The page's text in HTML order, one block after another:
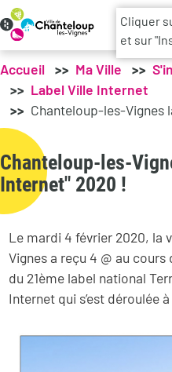
Accueil Ma Ville
Label Ville Internet
Chanteloup-les-Vignes
Chanteloup-les-
Internet" 2020 !
Le mardi 4 février 2020, la
Vignes a reçu 4 @ au
du 21ème label national
Internet qui s’est déroulée
Cliquer
et sur